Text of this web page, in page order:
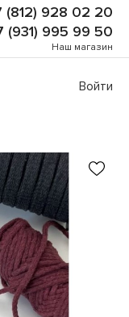
(812) 928 02 20
(931) 995 99 50
Наш магазин
Войти